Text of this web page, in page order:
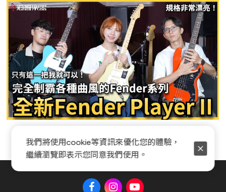
我們將使用cookie等資訊來優化您的體驗，
繼續瀏覽即表示您同意我們使用。